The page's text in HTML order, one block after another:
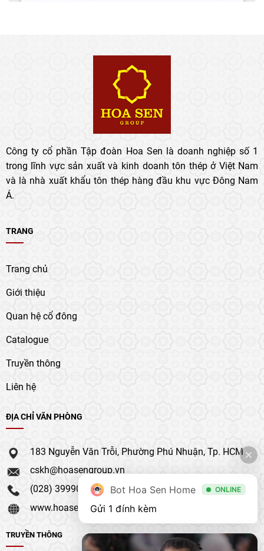
Công ty cổ phần Tập đoàn Hoa Sen là doanh nghiệp số 1
trong lĩnh vực sản xuất và kinh doanh tôn thép ở Việt Nam
và là nhà xuất khẩu tôn thép hàng đầu khu vực Đông Nam
Á.
TRANG
Trang chủ
Giới thiệu
Quan hệ cổ đông
Catalogue
Truyền thông
Liên hệ
ĐỊA CHỈ VĂN PHÒNG
183 Nguyễn Văn Trỗi, Phường Phú Nhuận, Tp. HCM
cskh@hoasengroup.vn
(028) 39990 111
www.hoasengroup.vn
TRUYỀN THÔNG
Bot Hoa Sen Home ONLINE
Gửi 1 đính kèm